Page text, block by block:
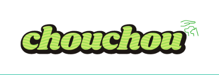
contenu